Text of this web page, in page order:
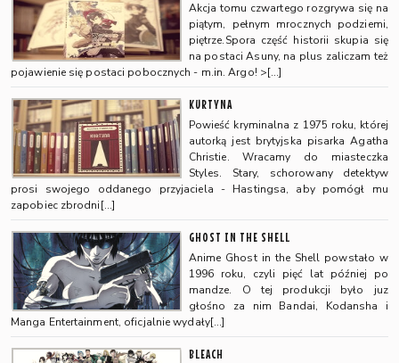
Akcja tomu czwartego rozgrywa się na
piątym, pełnym mrocznych podziemi,
piętrze.Spora część historii skupia się
na postaci Asuny, na plus zaliczam też
pojawienie się postaci pobocznych - m.in. Argo! >[…]
KURTYNA
Powieść kryminalna z 1975 roku, której
autorką jest brytyjska pisarka Agatha
Christie. Wracamy do miasteczka
Styles. Stary, schorowany detektyw
prosi swojego oddanego przyjaciela - Hastingsa, aby pomógł mu
zapobiec zbrodni[…]
GHOST IN THE SHELL
Anime Ghost in the Shell powstało w
1996 roku, czyli pięć lat później po
mandze. O tej produkcji było juz
głośno za nim Bandai, Kodansha i
Manga Entertainment, oficjalnie wydały[…]
BLEACH